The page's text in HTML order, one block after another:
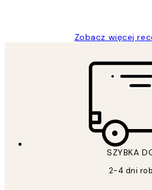
Zobacz więcej
SZYBKA
2-4 dni